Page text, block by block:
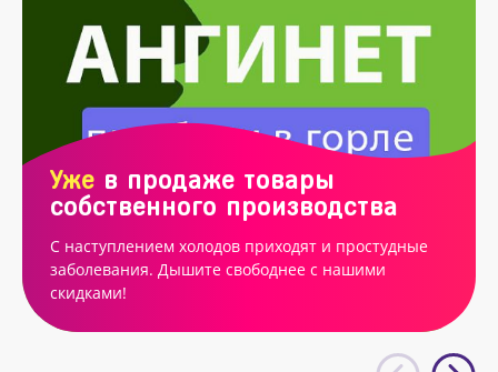
Уже в продаже товары
собственного производства
С наступлением холодов приходят и простудные
заболевания. Дышите свободнее с нашими
скидками!